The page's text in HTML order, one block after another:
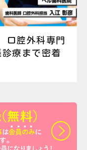
口腔外科専門
療まで密着